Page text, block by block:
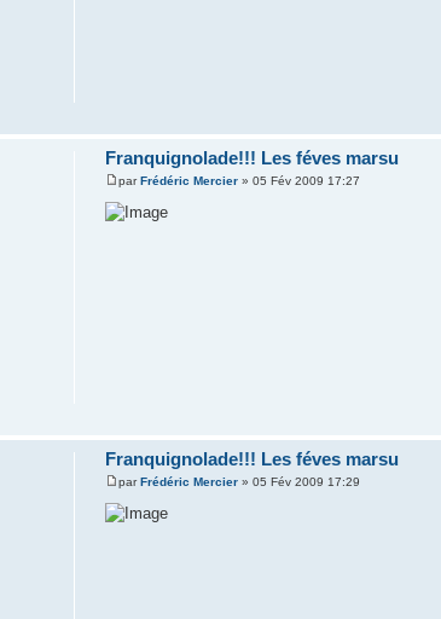
Franquignolade!!! Les féves marsu
parFrédéric Mercier » 05 Fév 2009 17:27
Franquignolade!!! Les féves marsu
parFrédéric Mercier » 05 Fév 2009 17:29